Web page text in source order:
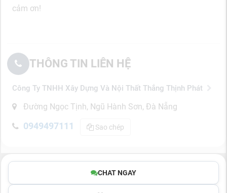
cảm ơn!
THÔNG TIN LIÊN HỆ
Công Ty TNHH Xây Dựng Và Nội Thất Thắng Thịnh Phát
Đường Ngọc Tịnh, Ngũ Hành Sơn, Đà Nẵng
0949497111 Sao chép
CHAT NGAY